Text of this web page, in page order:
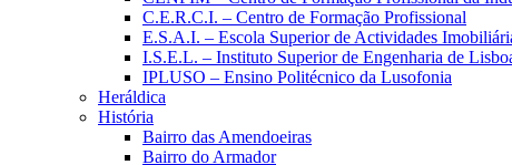
C.E.R.C.I. – Centro de Formação Profissional
E.S.A.I. – Escola Superior de Actividades
I.S.E.L. – Instituto Superior de Engenharia de
IPLUSO – Ensino Politécnico da Lusofonia
Heráldica
História
Bairro das Amendoeiras
Bairro do Armador